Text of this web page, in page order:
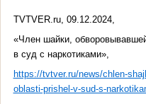
TVTVER.ru, 09.12.2024,
«Член шайки,
в суд с наркотиками»,
https://tvtver.ru/news/chlen-
oblasti-prishel-v-sud-s-